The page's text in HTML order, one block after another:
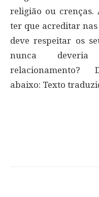
religião ou crenças.
ter que acreditar nas
deve respeitar os
nunca
relacionamento?
abaixo: Texto